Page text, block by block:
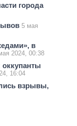
города
5 мая
в
2024, 00:38
16:04
взрывы,